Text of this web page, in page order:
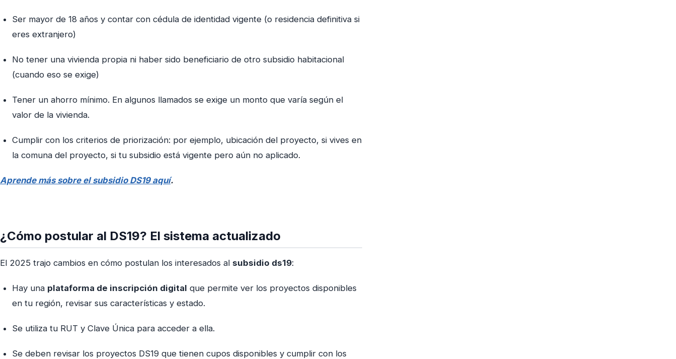
Ser mayor de 18 años y contar con cédula de identidad vigente (o residencia definitiva si
eres extranjero)
No tener una vivienda propia ni haber sido beneficiario de otro subsidio habitacional
(cuando eso se exige)
Tener un ahorro mínimo. En algunos llamados se exige un monto que varía según el
valor de la vivienda.
Cumplir con los criterios de priorización: por ejemplo, ubicación del proyecto, si vives en
la comuna del proyecto, si tu subsidio está vigente pero aún no aplicado.
Aprende más sobre el subsidio DS19 aquí.
¿Cómo postular al DS19? El sistema actualizado
El 2025 trajo cambios en cómo postulan los interesados al subsidio ds19:
Hay una plataforma de inscripción digital que permite ver los proyectos disponibles
en tu región, revisar sus características y estado.
Se utiliza tu RUT y Clave Única para acceder a ella.
Se deben revisar los proyectos DS19 que tienen cupos disponibles y cumplir con los